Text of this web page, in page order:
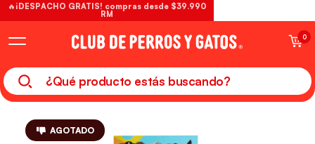
0
AGOTADO
🔥¡DESPACHO GRATIS! compras desde $39.990
RM